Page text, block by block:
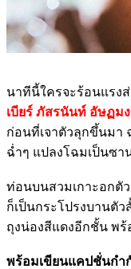
นาทีนี้ใครจะร้อนแรง
เบียร์ ภัสรนันท์ อัษฏม
ก่อนที่เจาตัวลุกขึ้นมา
ฉ่ำๆ แปลงโฉมเป็นซา
ท่อนบนสวมเกาะอกตั
ก็เป็นกระโปรงบานตั
ถุงน่องสีแดงอีกชั้น พ
พร้อมเขียนแคปชั่นกำ